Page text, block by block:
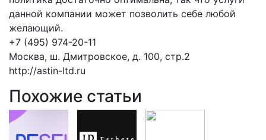
данной компании может позволить себе любой
желающий.
+7 (495) 974-20-11
Москва, ш. Дмитровское, д. 100, стр.2
http://astin-ltd.ru
Похожие статьи